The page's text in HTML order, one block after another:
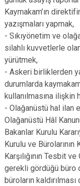
Kaymakam’ın
yazışmaları yapmak,
- Sıkıyönetim ve
silahlı kuvvetlerle
yürütmek,
- Askeri birliklerden
durumlarda
kullanılmasına ilişkin
- Olağanüstü hal ilan
Olağanüstü Hâl
Bakanlar Kurulu
Kurulu ve
Karşılığının Tesbit
gerekli gördüğü büro
büroların